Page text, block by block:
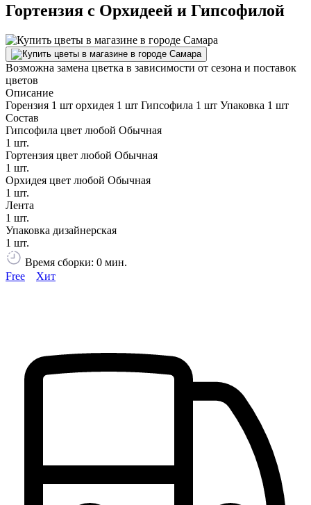
Гортензия с Орхидеей и Гипсофилой
Возможна замена цветка в зависимости от сезона и поставок
цветов
Описание
Горензия 1 шт орхидея 1 шт Гипсофила 1 шт Упаковка 1 шт
Состав
Гипсофила цвет любой Обычная
1 шт.
Гортензия цвет любой Обычная
1 шт.
Орхидея цвет любой Обычная
1 шт.
Лента
1 шт.
Упаковка дизайнерская
1 шт.
Время сборки: 0 мин.
Free
Хит